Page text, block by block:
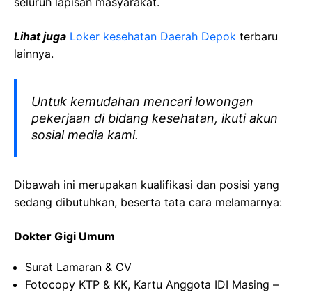
Lihat juga Loker kesehatan Daerah Depok terbaru
lainnya.
Untuk kemudahan mencari lowongan
pekerjaan di bidang kesehatan, ikuti akun
sosial media kami.
Dibawah ini merupakan kualifikasi dan posisi yang
sedang dibutuhkan, beserta tata cara melamarnya:
Dokter Gigi Umum
Surat Lamaran & CV
Fotocopy KTP & KK, Kartu Anggota IDI Masing –